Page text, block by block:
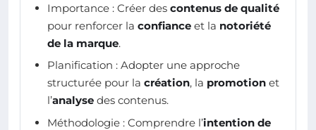
Importance : Créer des contenus de qualité
pour renforcer la confiance et la notoriété
de la marque.
Planification : Adopter une approche
structurée pour la création, la promotion et
l’analyse des contenus.
Méthodologie : Comprendre l’intention de